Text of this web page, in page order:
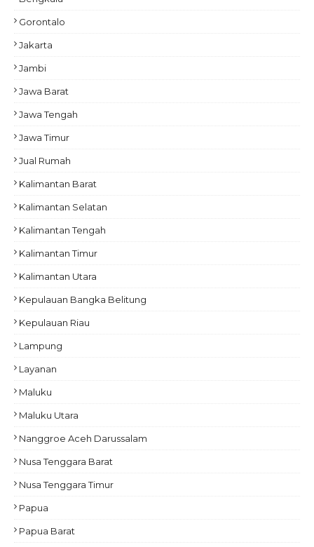
Gorontalo
Jakarta
Jambi
Jawa Barat
Jawa Tengah
Jawa Timur
Jual Rumah
Kalimantan Barat
Kalimantan Selatan
Kalimantan Tengah
Kalimantan Timur
Kalimantan Utara
Kepulauan Bangka Belitung
Kepulauan Riau
Lampung
Layanan
Maluku
Maluku Utara
Nanggroe Aceh Darussalam
Nusa Tenggara Barat
Nusa Tenggara Timur
Papua
Papua Barat